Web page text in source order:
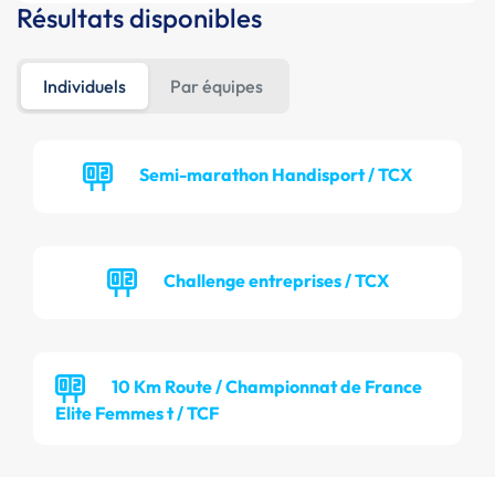
Résultats disponibles
Individuels Par équipes
Semi-marathon Handisport / TCX
Challenge entreprises / TCX
10 Km Route / Championnat de France
Elite Femmes t / TCF